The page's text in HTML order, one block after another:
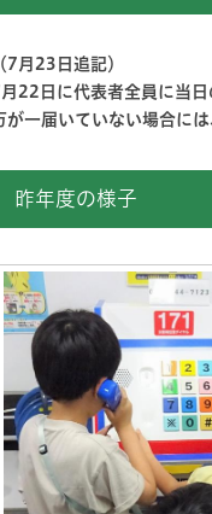
（7月23日追記）
22日に代表者全員に当日
が一届いていない場合に
昨年度の様子